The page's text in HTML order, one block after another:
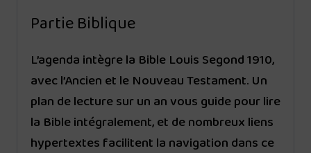
Partie Biblique
L’agenda intègre la Bible Louis Segond 1910,
avec l’Ancien et le Nouveau Testament. Un
plan de lecture sur un an vous guide pour lire
la Bible intégralement, et de nombreux liens
hypertextes facilitent la navigation dans ce